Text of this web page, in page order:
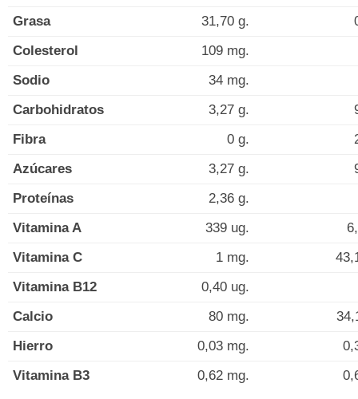
Grasa
31,70 g.
Colesterol
109 mg.
Sodio
34 mg.
Carbohidratos
3,27 g.
Fibra
0 g.
Azúcares
3,27 g.
Proteínas
2,36 g.
Vitamina A
339 ug.
Vitamina C
1 mg.
Vitamina B12
0,40 ug.
Calcio
80 mg.
Hierro
0,03 mg.
Vitamina B3
0,62 mg.